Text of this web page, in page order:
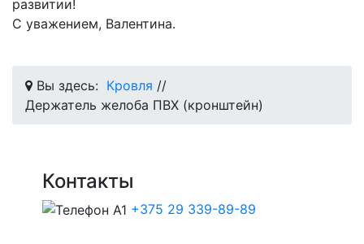
развитии!
С уважением, Валентина.
Вы здесь: Кровля //
Держатель желоба ПВХ (кронштейн)
Контакты
+375 29 339-89-89